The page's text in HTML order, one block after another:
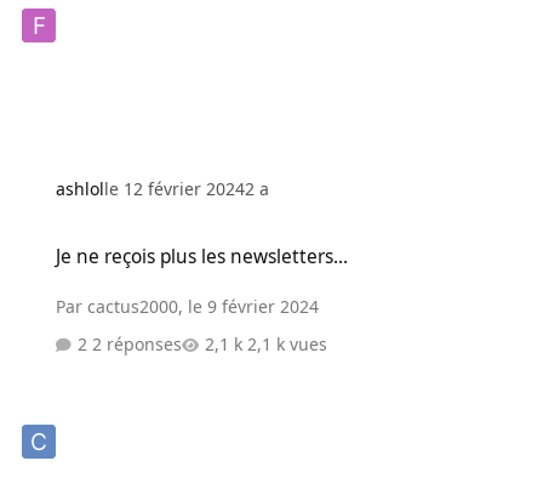
ashlolle 12 février 20242 a
Je ne reçois plus les newsletters...
Parcactus2000, le 9 février 2024
2 réponses
2,1 k vues